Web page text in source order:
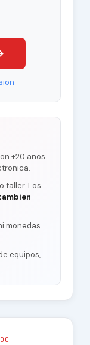
+20 años
taller. Los
monedas
equipos,